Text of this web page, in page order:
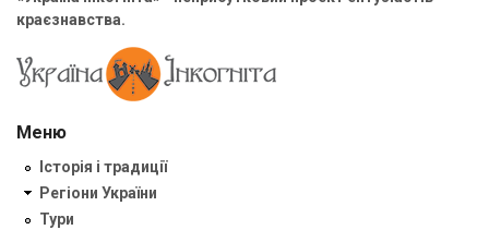
краєзнавства.
Меню
Історія і традиції
Регіони України
Тури